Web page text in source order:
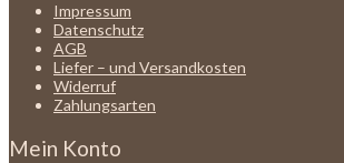
Impressum
Datenschutz
AGB
Liefer – und Versandkosten
Widerruf
Zahlungsarten
Mein Konto